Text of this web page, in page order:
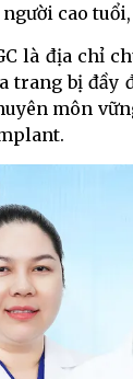
cao
là địa chỉ
trang bị đầy
môn